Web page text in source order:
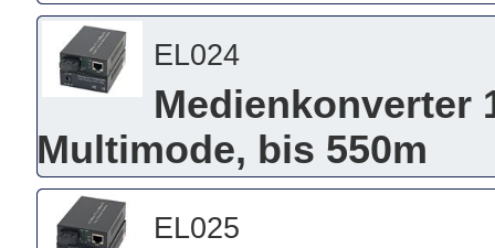
EL024
Medienkonverter
Multimode, bis 550m
EL025